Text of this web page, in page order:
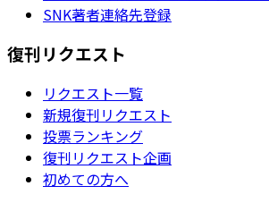
SNK著者連絡先登録
復刊リクエスト
リクエスト一覧
新規復刊リクエスト
投票ランキング
復刊リクエスト企画
初めての方へ